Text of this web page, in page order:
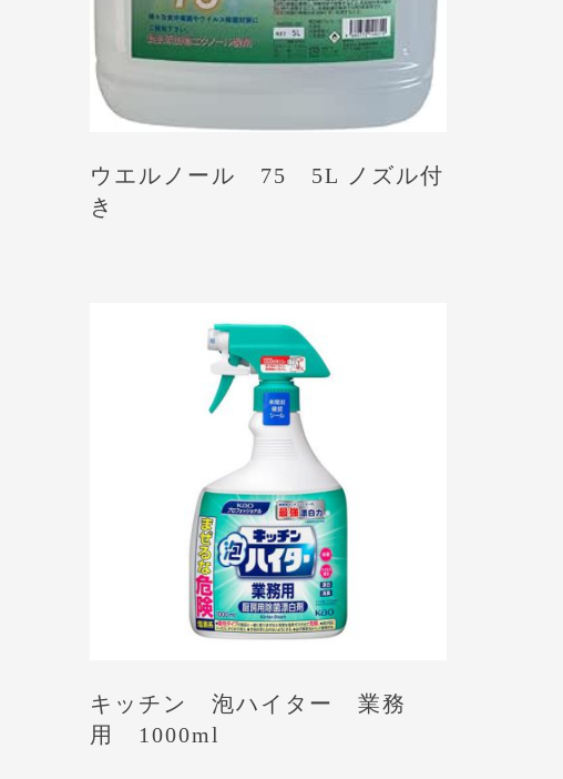
ウエルノール 75 5L ノズル付
き
キッチン 泡ハイター 業務
用 1000ml